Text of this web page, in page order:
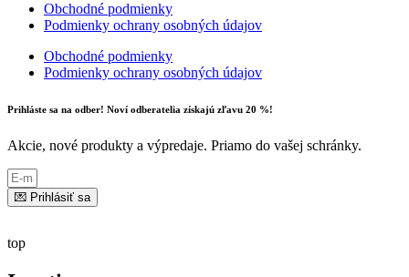
Obchodné podmienky
Podmienky ochrany osobných údajov
Obchodné podmienky
Podmienky ochrany osobných údajov
Prihláste sa na odber! Noví odberatelia získajú zľavu 20 %!
Akcie, nové produkty a výpredaje. Priamo do vašej schránky.
💌 Prihlásiť sa
top